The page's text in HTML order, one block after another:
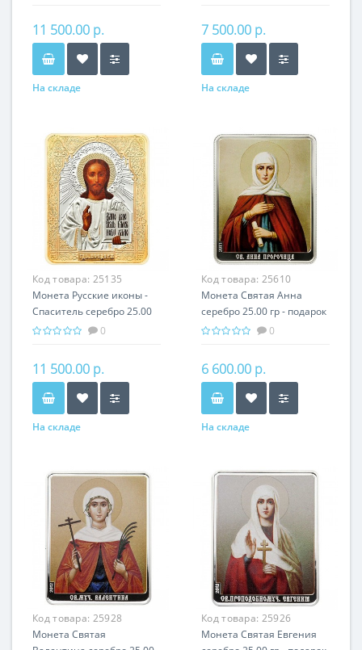
11 500.00 р.
На складе
7 500.00 р.
На складе
Код товара: 25135
Монета Русские иконы -
Спаситель серебро 25.00
гр - православные
0
11 500.00 р.
На складе
Код товара: 25610
Монета Святая Анна
серебро 25.00 гр - подарок
икона имени0
6 600.00 р.
На складе
Код товара: 25928
Монета Святая
Код товара: 25926
Монета Святая Евгения